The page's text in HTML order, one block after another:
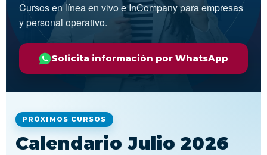
Cursos en línea en vivo e InCompany para empresas
y personal operativo.
Solicita información por WhatsApp
PRÓXIMOS CURSOS
Calendario Julio 2026